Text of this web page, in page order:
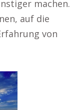
machen.
auf die
von